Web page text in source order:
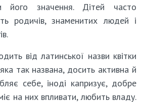
його значення. Дітей часто
родичів, знаменитих людей і
від латинської назви квітки
так названа, досить активна й
себе, іноді капризує, добре
на них впливати, любить владу.